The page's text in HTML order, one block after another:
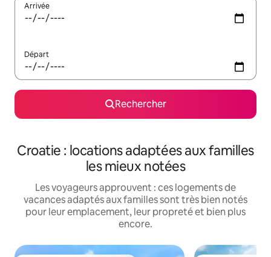
Arrivée
Départ
Rechercher
Croatie : locations adaptées aux familles
les mieux notées
Les voyageurs approuvent : ces logements de
vacances adaptés aux familles sont très bien notés
pour leur emplacement, leur propreté et bien plus
encore.